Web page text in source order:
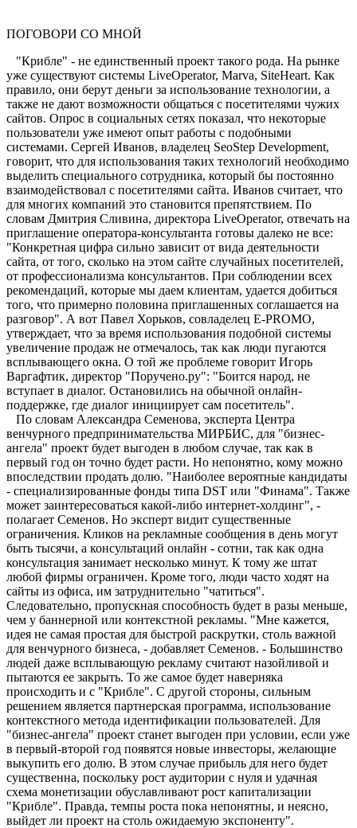
ПОГОВОРИ СО МНОЙ
"Крибле" - не единственный проект такого рода. На рынке
уже существуют системы LiveOperator, Marva, SiteHeart. Как
правило, они берут деньги за использование технологии, а
также не дают возможности общаться с посетителями чужих
сайтов. Опрос в социальных сетях показал, что некоторые
пользователи уже имеют опыт работы с подобными
системами. Сергей Иванов, владелец SeoStep Development,
говорит, что для использования таких технологий необходимо
выделить специального сотрудника, который бы постоянно
взаимодействовал с посетителями сайта. Иванов считает, что
для многих компаний это становится препятствием. По
словам Дмитрия Сливина, директора LiveOperator, отвечать на
приглашение оператора-консультанта готовы далеко не все:
"Конкретная цифра сильно зависит от вида деятельности
сайта, от того, сколько на этом сайте случайных посетителей,
от профессионализма консультантов. При соблюдении всех
рекомендаций, которые мы даем клиентам, удается добиться
того, что примерно половина приглашенных соглашается на
разговор". А вот Павел Хорьков, совладелец E-PROMO,
утверждает, что за время использования подобной системы
увеличение продаж не отмечалось, так как люди пугаются
всплывающего окна. О той же проблеме говорит Игорь
Варгафтик, директор "Поручено.ру": "Боится народ, не
вступает в диалог. Остановились на обычной онлайн-
поддержке, где диалог инициирует сам посетитель".
По словам Александра Семенова, эксперта Центра
венчурного предпринимательства МИРБИС, для "бизнес-
ангела" проект будет выгоден в любом случае, так как в
первый год он точно будет расти. Но непонятно, кому можно
впоследствии продать долю. "Наиболее вероятные кандидаты
- специализированные фонды типа DST или "Финама". Также
может заинтересоваться какой-либо интернет-холдинг", -
полагает Семенов. Но эксперт видит существенные
ограничения. Кликов на рекламные сообщения в день могут
быть тысячи, а консультаций онлайн - сотни, так как одна
консультация занимает несколько минут. К тому же штат
любой фирмы ограничен. Кроме того, люди часто ходят на
сайты из офиса, им затруднительно "чатиться".
Следовательно, пропускная способность будет в разы меньше,
чем у баннерной или контекстной рекламы. "Мне кажется,
идея не самая простая для быстрой раскрутки, столь важной
для венчурного бизнеса, - добавляет Семенов. - Большинство
людей даже всплывающую рекламу считают назойливой и
пытаются ее закрыть. То же самое будет наверняка
происходить и с "Крибле". С другой стороны, сильным
решением является партнерская программа, использование
контекстного метода идентификации пользователей. Для
"бизнес-ангела" проект станет выгоден при условии, если уже
в первый-второй год появятся новые инвесторы, желающие
выкупить его долю. В этом случае прибыль для него будет
существенна, поскольку рост аудитории с нуля и удачная
схема монетизации обуславливают рост капитализации
"Крибле". Правда, темпы роста пока непонятны, и неясно,
выйдет ли проект на столь ожидаемую экспоненту".